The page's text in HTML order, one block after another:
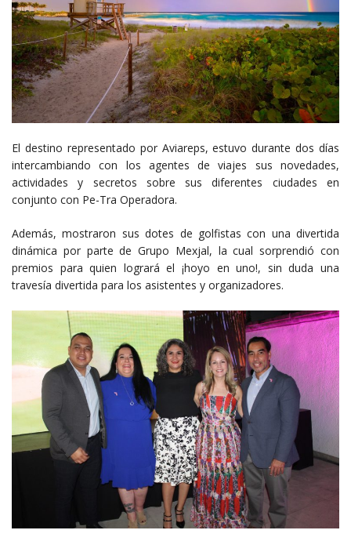
El destino representado por Aviareps, estuvo durante dos días
intercambiando con los agentes de viajes sus novedades,
actividades y secretos sobre sus diferentes ciudades en
conjunto con Pe-Tra Operadora.
Además, mostraron sus dotes de golfistas con una divertida
dinámica por parte de Grupo Mexjal, la cual sorprendió con
premios para quien logrará el ¡hoyo en uno!, sin duda una
travesía divertida para los asistentes y organizadores.